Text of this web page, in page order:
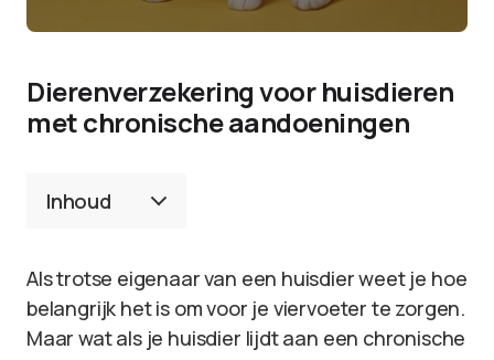
Dierenverzekering voor huisdieren
met chronische aandoeningen
Inhoud
Als trotse eigenaar van een huisdier weet je hoe
belangrijk het is om voor je viervoeter te zorgen.
Maar wat als je huisdier lijdt aan een chronische